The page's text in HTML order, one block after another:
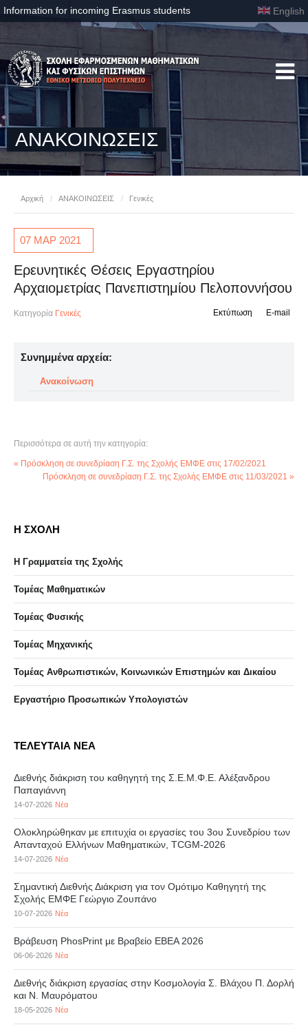
Information for incoming Erasmus students English
ΑΝΑΚΟΙΝΩΣΕΙΣ
Αρχική / ΑΝΑΚΟΙΝΩΣΕΙΣ / Γενικές
07 ΜΑΡ 2021
Ερευνητικές Θέσεις Εργαστηρίου
Αρχαιομετρίας Πανεπιστημίου Πελοποννήσου
Κατηγορία Γενικές E-mail
Εκτύπωση
Συνημμένα αρχεία:
Ανακοίνωση
Περισσότερα σε αυτή την κατηγορία:
« Πρόσκληση σε συνεδρίαση Γ.Σ. της Σχολής ΕΜΦΕ στις 17/02/2021
Πρόσκληση σε συνεδρίαση Γ.Σ. της Σχολής ΕΜΦΕ στις 11/03/2021 »
Η ΣΧΟΛΗ
Η Γραμματεία της Σχολής
Τομέας Μαθηματικών
Τομέας Φυσικής
Τομέας Μηχανικής
Τομέας Ανθρωπιστικών, Κοινωνικών Επιστημών και Δικαίου
Eργαστήριo Προσωπικών Υπολογιστών
ΤΕΛΕΥΤΑΙΑ ΝΕΑ
Διεθνής διάκριση του καθηγητή της Σ.Ε.Μ.Φ.Ε. Αλέξανδρου
Παπαγιάννη
14-07-2026 Νέα
Ολοκληρώθηκαν με επιτυχία οι εργασίες του 3ου Συνεδρίου των
Απανταχού Ελλήνων Μαθηματικών, TCGM-2026
14-07-2026 Νέα
Σημαντική Διεθνής Διάκριση για τον Ομότιμο Καθηγητή της
Σχολής ΕΜΦΕ Γεώργιο Ζουπάνο
10-07-2026 Νέα
Βράβευση PhosPrint με Βραβείο ΕΒΕΑ 2026
06-06-2026 Νέα
Διεθνής διάκριση εργασίας στην Κοσμολογία Σ. Βλάχου Π. Δορλή
και Ν. Μαυρόματου
18-05-2026 Νέα